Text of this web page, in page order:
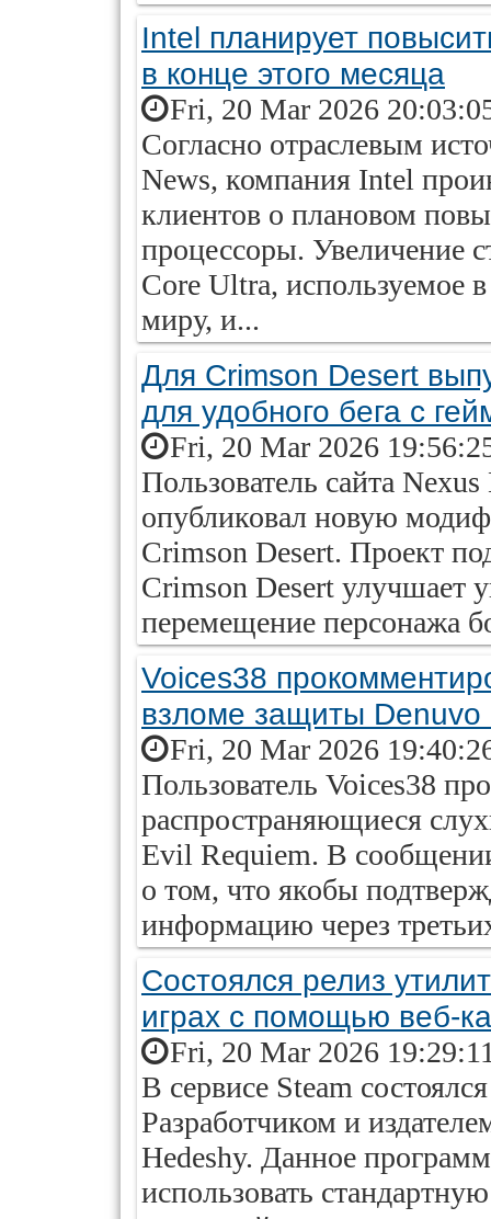
Intel планирует
в конце этого месяца
Fri, 20 Mar 2026
Согласно отраслевым
News, компания Intel
клиентов о плановом
процессоры. Увеличение
Core Ultra, используемое
миру, и...
Для Crimson Desert
для удобного бега с
Fri, 20 Mar 2026
Пользователь сайта
опубликовал новую
Crimson Desert. Проект
Crimson Desert улучшает
перемещение персонажа
Voices38
взломе защиты
Fri, 20 Mar 2026
Пользователь Voices38
распространяющиеся
Evil Requiem. В
о том, что якобы
информацию через
Состоялся релиз
играх с помощью веб-
Fri, 20 Mar 2026
В сервисе Steam
Разработчиком и
Hedeshy. Данное
использовать